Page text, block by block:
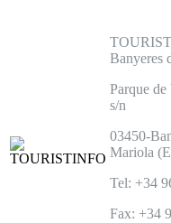
Banyeres
Parque
s/n
03450-
Mariola
Tel: +34
Fax: +34